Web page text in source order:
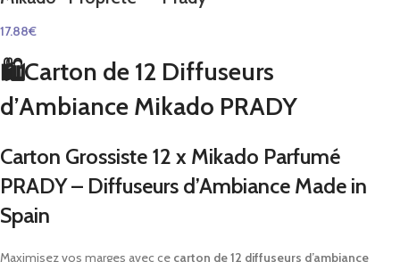
17.88€
🛍️Carton de 12 Diffuseurs
d’Ambiance Mikado PRADY
Carton Grossiste 12 x Mikado Parfumé
PRADY – Diffuseurs d’Ambiance Made in
Spain
Maximisez vos marges avec ce carton de 12 diffuseurs d’ambiance